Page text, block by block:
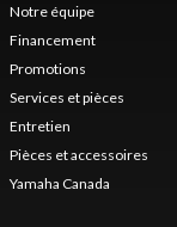
Notre équipe
Financement
Promotions
Services et pièces
Entretien
Pièces et accessoires
Yamaha Canada